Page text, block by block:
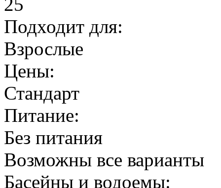
Подходит для:
Взрослые
Цены:
Стандарт
Питание:
Без питания
Возможны все варианты
Басейны и водоемы: